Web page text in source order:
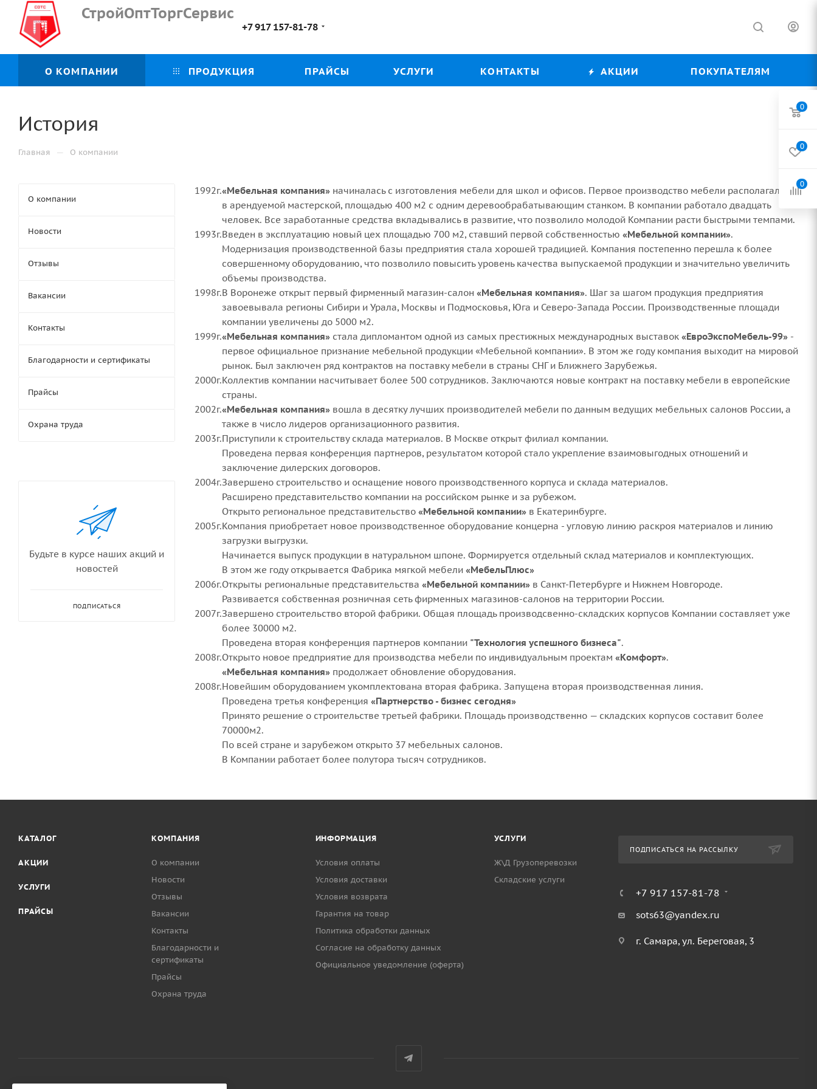
СтройОптТоргСервис
+7 917 157-81-78
О КОМПАНИИ ПРОДУКЦИЯ ПРАЙСЫ УСЛУГИ КОНТАКТЫ АКЦИИ ПОКУПАТЕЛЯМ
История
Главная — О компании
1992г.«Мебельная компания» начиналась с изготовления мебели для школ и офисов. Первое производство мебели располагалось
в арендуемой мастерской, площадью 400 м2 с одним деревообрабатывающим станком. В компании работало двадцать
человек. Все заработанные средства вкладывались в развитие, что позволило молодой Компании расти быстрыми темпами.
1993г.Введен в эксплуатацию новый цех площадью 700 м2, ставший первой собственностью «Мебельной компании».
Модернизация производственной базы предприятия стала хорошей традицией. Компания постепенно перешла к более
совершенному оборудованию, что позволило повысить уровень качества выпускаемой продукции и значительно увеличить
объемы производства.
1998г.В Воронеже открыт первый фирменный магазин-салон «Мебельная компания». Шаг за шагом продукция предприятия
завоевывала регионы Сибири и Урала, Москвы и Подмосковья, Юга и Северо-Запада России. Производственные площади
компании увеличены до 5000 м2.
1999г.«Мебельная компания» стала дипломантом одной из самых престижных международных выставок «ЕвроЭкспоМебель-99» -
первое официальное признание мебельной продукции «Мебельной компании». В этом же году компания выходит на мировой
рынок. Был заключен ряд контрактов на поставку мебели в страны СНГ и Ближнего Зарубежья.
2000г.Коллектив компании насчитывает более 500 сотрудников. Заключаются новые контракт на поставку мебели в европейские
страны.
2002г.«Мебельная компания» вошла в десятку лучших производителей мебели по данным ведущих мебельных салонов России, а
также в число лидеров организационного развития.
2003г.Приступили к строительству склада материалов. В Москве открыт филиал компании.
Проведена первая конференция партнеров, результатом которой стало укрепление взаимовыгодных отношений и
заключение дилерских договоров.
2004г.Завершено строительство и оснащение нового производственного корпуса и склада материалов.
Расширено представительство компании на российском рынке и за рубежом.
Открыто региональное представительство «Мебельной компании» в Екатеринбурге.
2005г.Компания приобретает новое производственное оборудование концерна - угловую линию раскроя материалов и линию
загрузки выгрузки.
Начинается выпуск продукции в натуральном шпоне. Формируется отдельный склад материалов и комплектующих.
В этом же году открывается Фабрика мягкой мебели «МебельПлюс»
2006г.Открыты региональные представительства «Мебельной компании» в Санкт-Петербурге и Нижнем Новгороде.
Развивается собственная розничная сеть фирменных магазинов-салонов на территории России.
2007г.Завершено строительство второй фабрики. Общая площадь производсвенно-складских корпусов Компании составляет уже
более 30000 м2.
Проведена вторая конференция партнеров компании "Технология успешного бизнеса".
2008г.Открыто новое предприятие для производства мебели по индивидуальным проектам «Комфорт».
«Мебельная компания» продолжает обновление оборудования.
2008г.Новейшим оборудованием укомплектована вторая фабрика. Запущена вторая производственная линия.
Проведена третья конференция «Партнерство - бизнес сегодня»
Принято решение о строительстве третьей фабрики. Площадь производственно — складских корпусов составит более
70000м2.
По всей стране и зарубежом открыто 37 мебельных салонов.
В Компании работает более полутора тысяч сотрудников.
О компании
Новости
Отзывы
Вакансии
Контакты
Благодарности и сертификаты
Прайсы
Охрана труда
Будьте в курсе наших акций и
новостей
ПОДПИСАТЬСЯ
КАТАЛОГ
АКЦИИ
УСЛУГИ
ПРАЙСЫ
КОМПАНИЯ
О компании
Новости
Отзывы
Вакансии
Контакты
Благодарности и
сертификаты
Прайсы
Охрана труда
ИНФОРМАЦИЯ
Условия оплаты
Условия доставки
Условия возврата
Гарантия на товар
Политика обработки данных
Согласие на обработку данных
Официальное уведомление (оферта)
УСЛУГИ
Ж\Д Грузоперевозки
Cкладские услуги
ПОДПИСАТЬСЯ НА РАССЫЛКУ
+7 917 157-81-78
sots63@yandex.ru
г. Самара, ул. Береговая, 3
0
0
0